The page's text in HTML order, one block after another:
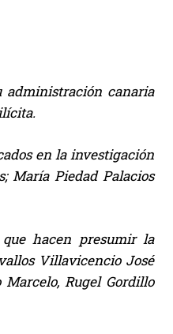
administración canaria
en la investigación
María Piedad Palacios
hacen presumir la
Villavicencio José
Rugel Gordillo